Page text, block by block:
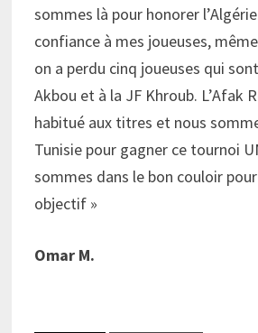
sommes là pour honorer
confiance à mes joueuses,
on a perdu cinq joueuses qui
Akbou et à la JF Khroub. L’Afak
habitué aux titres et nous
Tunisie pour gagner ce tournoi
sommes dans le bon couloir
objectif »
Omar M.